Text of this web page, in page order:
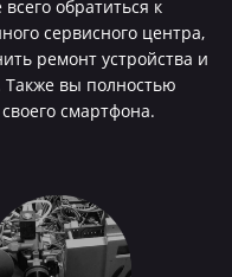
обратиться к
сервисного центра,
ремонт устройства и
Также вы полностью
смартфона.